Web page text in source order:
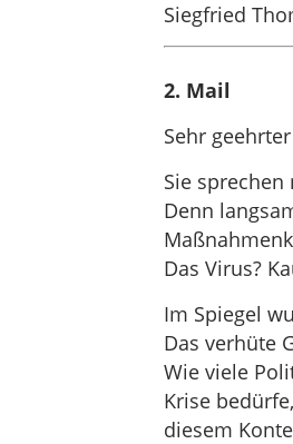
Siegfried
2. Mail
Sehr
Sie sprechen
Denn
Das Virus?
Im Spiegel
Das verhüte
Wie viele
Krise
diesem